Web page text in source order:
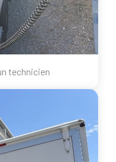
technicien